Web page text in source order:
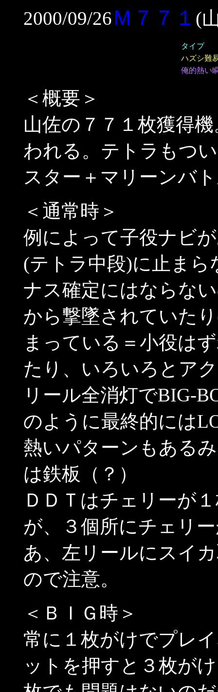
2000/09/26Ｍ７７１ (
タイプ
ハズシ難
俺的熱い
＜概要＞
山佐の７７１枚獲得
われる。テトラもつ
スター＋マリーンバ
＜通常時＞
例によって子役ナビ
(テトラ中段)に止ま
ナス確定にはならな
から撃墜されていた
まっている＝小役は
たり、いろいろとア
リール全消灯でBIG-
のように最終的には
熱いパターンもある
は鉄板（？）
ＤＤＴはチェリーが
が、３個所にチェリ
あ、左リールにスイ
ので注意。
＜ＢＩＧ時＞
常に１枚がけでプレ
ットを押すと３枚が